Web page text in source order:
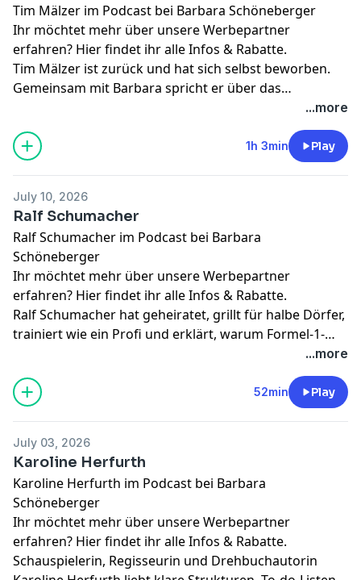
Tim Mälzer im Podcast bei Barbara Schöneberger
Ihr möchtet mehr über unsere Werbepartner
erfahren? Hier findet ihr alle Infos & Rabatte.
Tim Mälzer ist zurück und hat sich selbst beworben.
Gemeinsam mit Barbara spricht er über das
Älterwerden, die Tücken der Öffentlichkeit und warum
er heute lieber zweimal nachdenkt, bevor er ein
Interview gibt. Außerdem verrät er, welches politische
Amt er sich vorstellen kann auszuüben, warum
Tomaten, Ravioli aus der Dose und gutes
Gartenwerkzeug erstaunlich viel Gesprächsstoff
liefern. Zwischen Kartoffelpüree und Rosenscheren
wird gelacht, philosophiert und festgestellt: Die
Midlife-Crisis kann warten! Hauptsache, die Gießkanne
ist aus Metall. Viel Spaß bei unserer neuen Folge von
"Mit den Waffeln einer Frau"!
...more
1h 3min Play
July 10, 2026
Ralf Schumacher
Ralf Schumacher im Podcast bei Barbara
Schöneberger
Ihr möchtet mehr über unsere Werbepartner
erfahren? Hier findet ihr alle Infos & Rabatte.
Ralf Schumacher hat geheiratet, grillt für halbe Dörfer,
trainiert wie ein Profi und erklärt, warum Formel-1-
Fahrer heute fast mehr Influencer als Rennfahrer sind.
Außerdem verrät er, warum Barbara Schöneberger
zwar ein Gästezimmer in Saint-Tropez bekommt, sein
Schlafzimmer aber definitiv tabu bleibt. Eine Folge
Menge guter Geschichten. Viel Spaß mit unserer
neuen Folge von "Mit den Waffeln einer Frau".
...more
52min Play
July 03, 2026
Karoline Herfurth
Karoline Herfurth im Podcast bei Barbara
Schöneberger
Ihr möchtet mehr über unsere Werbepartner
erfahren? Hier findet ihr alle Infos & Rabatte.
Schauspielerin, Regisseurin und Drehbuchautorin